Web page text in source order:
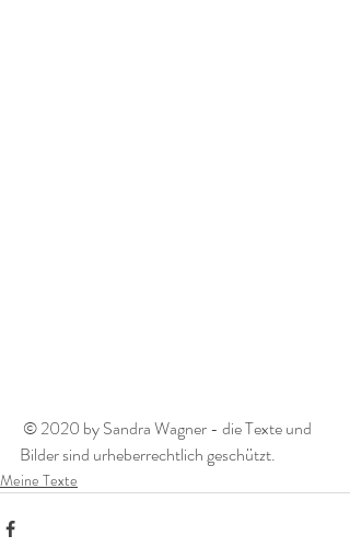
Bilder sind urheberrechtlich geschützt.
Meine Texte